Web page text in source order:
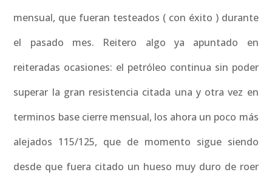
mensual, que fueran testeados ( con éxito ) durante
el pasado mes. Reitero algo ya apuntado en
reiteradas ocasiones: el petróleo continua sin poder
superar la gran resistencia citada una y otra vez en
terminos base cierre mensual, los ahora un poco más
alejados 115/125, que de momento sigue siendo
desde que fuera citado un hueso muy duro de roer